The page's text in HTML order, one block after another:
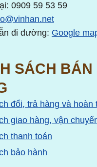
0909 59 53 59
đi đường: Google
SÁCH BÁN
đổi, trả hàng và hoàn
giao hàng, vận
thanh toán
bảo hành